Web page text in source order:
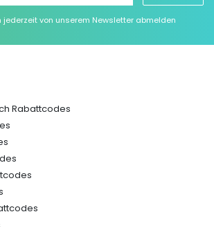
jederzeit von unserem Newsletter abmelden
Rabattcodes